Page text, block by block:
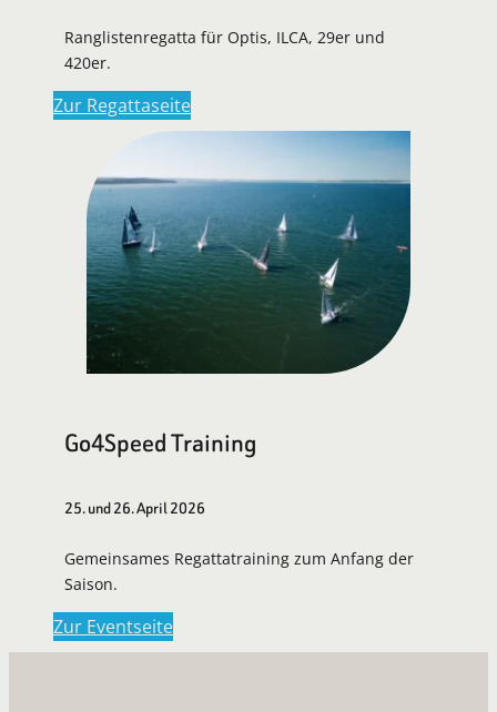
Ranglistenregatta für Optis, ILCA, 29er und
420er.
Zur Regattaseite
Go4Speed Training
25. und 26. April 2026
Gemeinsames Regattatraining zum Anfang der
Saison.
Zur Eventseite